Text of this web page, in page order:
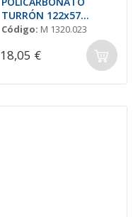
TURRÓN 122x57
H=20mm (4und.)
Código: M 1320.023
18,05 €